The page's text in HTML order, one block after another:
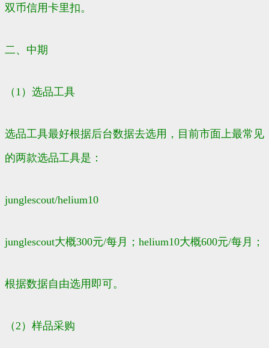
双币信用卡里扣。
二、中期
（1）选品工具
选品工具最好根据后台数据去选用，目前市面上最常见
的两款选品工具是：
junglescout/helium10
junglescout大概300元/每月；helium10大概600元/每月；
根据数据自由选用即可。
（2）样品采购